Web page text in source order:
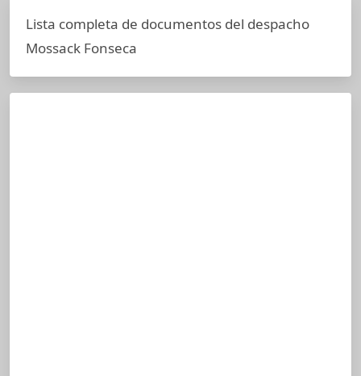
Lista completa de documentos del despacho
Mossack Fonseca